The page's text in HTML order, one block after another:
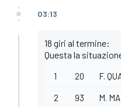
03:13
18 giri al termine:
Questa la
1 20 F.
2 93 M.